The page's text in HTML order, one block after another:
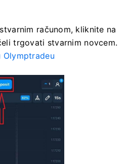
računom, kliknite na
trgovati stvarnim novcem.